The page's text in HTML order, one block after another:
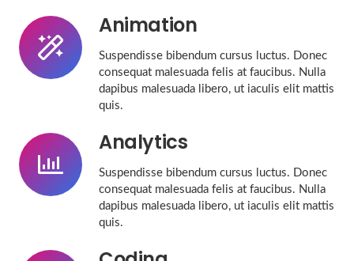
Animation
Suspendisse bibendum cursus luctus. Donec
consequat malesuada felis at faucibus. Nulla
dapibus malesuada libero, ut iaculis elit mattis
quis.
Analytics
Suspendisse bibendum cursus luctus. Donec
consequat malesuada felis at faucibus. Nulla
dapibus malesuada libero, ut iaculis elit mattis
quis.